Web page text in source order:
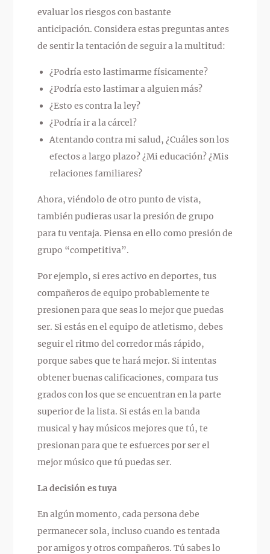
evaluar los riesgos con bastante
anticipación. Considera estas preguntas antes
de sentir la tentación de seguir a la multitud:
¿Podría esto lastimarme físicamente?
¿Podría esto lastimar a alguien más?
¿Esto es contra la ley?
¿Podría ir a la cárcel?
Atentando contra mi salud, ¿Cuáles son los
efectos a largo plazo? ¿Mi educación? ¿Mis
relaciones familiares?
Ahora, viéndolo de otro punto de vista,
también pudieras usar la presión de grupo
para tu ventaja. Piensa en ello como presión de
grupo “competitiva”.
Por ejemplo, si eres activo en deportes, tus
compañeros de equipo probablemente te
presionen para que seas lo mejor que puedas
ser. Si estás en el equipo de atletismo, debes
seguir el ritmo del corredor más rápido,
porque sabes que te hará mejor. Si intentas
obtener buenas calificaciones, compara tus
grados con los que se encuentran en la parte
superior de la lista. Si estás en la banda
musical y hay músicos mejores que tú, te
presionan para que te esfuerces por ser el
mejor músico que tú puedas ser.
La decisión es tuya
En algún momento, cada persona debe
permanecer sola, incluso cuando es tentada
por amigos y otros compañeros. Tú sabes lo